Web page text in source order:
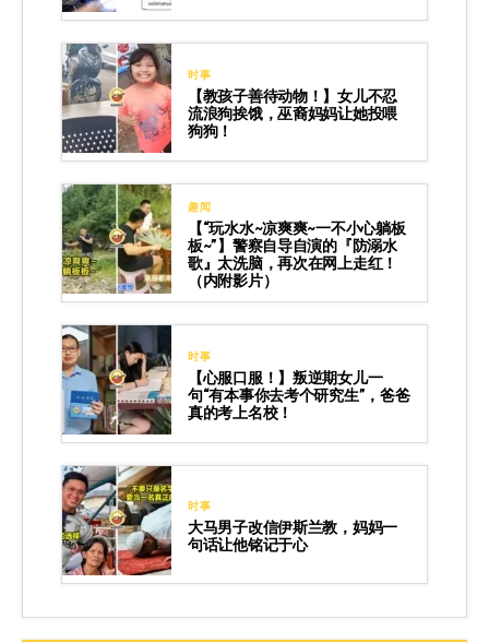
时事
【教孩子善待动物！】女儿不忍
流浪狗挨饿，巫裔妈妈让她投喂
狗狗！
趣闻
【“玩水水~凉爽爽~一不小心躺板
板~”】警察自导自演的『防溺水
歌』太洗脑，再次在网上走红！
（内附影片）
时事
【心服口服！】叛逆期女儿一
句“有本事你去考个研究生”，爸爸
真的考上名校！
时事
大马男子改信伊斯兰教，妈妈一
句话让他铭记于心